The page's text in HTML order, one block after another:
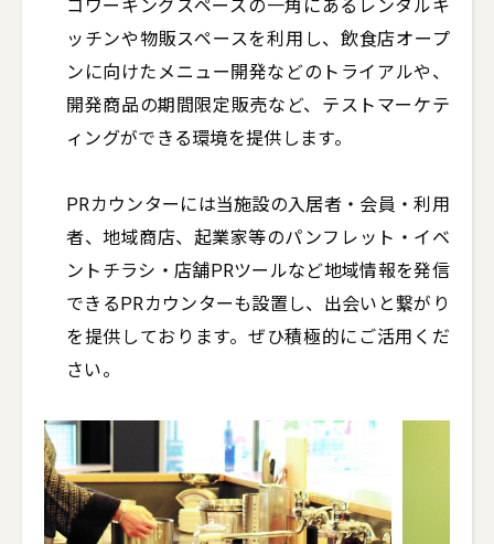
コワーキングスペースの一角にあるレンタルキ
ッチンや物販スペースを利用し、飲食店オープ
ンに向けたメニュー開発などのトライアルや、
開発商品の期間限定販売など、テストマーケテ
ィングができる環境を提供します。
PRカウンターには当施設の入居者・会員・利用
者、地域商店、起業家等のパンフレット・イベ
ントチラシ・店舗PRツールなど地域情報を発信
できるPRカウンターも設置し、出会いと繋がり
を提供しております。ぜひ積極的にご活用くだ
さい。